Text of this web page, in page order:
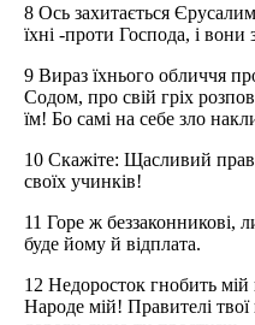
8 Ось захитається
їхні -проти Господа, і
9 Вираз їхнього обличчя
Содом, про свій гріх
їм! Бо самі на себе зло
10 Скажіте: Щасливий
своїх учинків!
11 Горе ж беззаконникові,
буде йому й відплата.
12 Недоросток гнобить
Народе мій! Правителі